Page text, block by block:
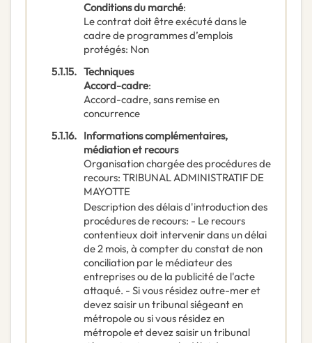
Conditions du marché:
Le contrat doit être exécuté dans le
cadre de programmes d’emplois
protégés: Non
5.1.15. Techniques
Accord-cadre:
Accord-cadre, sans remise en
concurrence
5.1.16. Informations complémentaires,
médiation et recours
Organisation chargée des procédures de
recours: TRIBUNAL ADMINISTRATIF DE
MAYOTTE
Description des délais d'introduction des
procédures de recours: - Le recours
contentieux doit intervenir dans un délai
de 2 mois, à compter du constat de non
conciliation par le médiateur des
entreprises ou de la publicité de l'acte
attaqué. - Si vous résidez outre-mer et
devez saisir un tribunal siégeant en
métropole ou si vous résidez en
métropole et devez saisir un tribunal